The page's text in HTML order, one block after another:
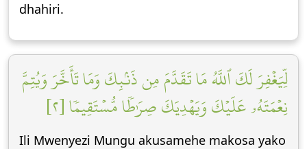
dhahiri.
لِّيَغۡفِرَ لَكَ ٱللَّهُ مَا تَقَدَّمَ مِن ذَنۢبِكَ وَمَا تَأَخَّرَ وَيُتِمَّ
نِعۡمَتَهُۥ عَلَيۡكَ وَيَهۡدِيَكَ صِرَٰطٗا مُّسۡتَقِيمٗا [٢]
Ili Mwenyezi Mungu akusamehe makosa yako